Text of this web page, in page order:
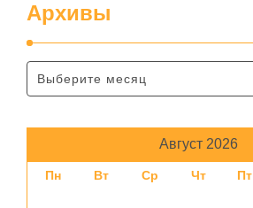
Архивы
Август 2026
Пн Вт Ср Чт Пт